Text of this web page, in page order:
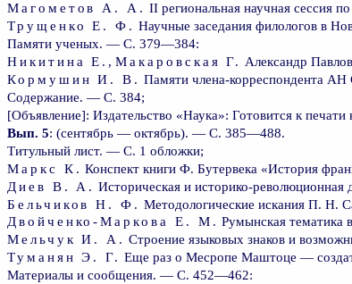
Магометов А. А. II региональная научная сессия
Трущенко Е. Ф. Научные заседания филологов в
Памяти ученых. — С. 379—384:
Никитина Е. ,Макаровская Г. Александр
Кормушин И. В. Памяти члена-корреспондента
Содержание. — С. 384;
[Объявление]: Издательство «Наука»: Готовится к
Вып. 5: (сентябрь — октябрь). — С. 385—488.
Титульный лист. — С. 1 обложки;
Маркс К. Конспект книги Ф. Бутервека «История
Диев В. А. Историческая и историко-
Бельчиков Н. Ф. Методологические искания П.
Двойченко-Маркова Е. М. Румынская тематика
Мельчук И. А. Строение языковых знаков и
Туманян Э. Г. Еще раз о Месропе Маштоце —
Материалы и сообщения. — С. 452—462: